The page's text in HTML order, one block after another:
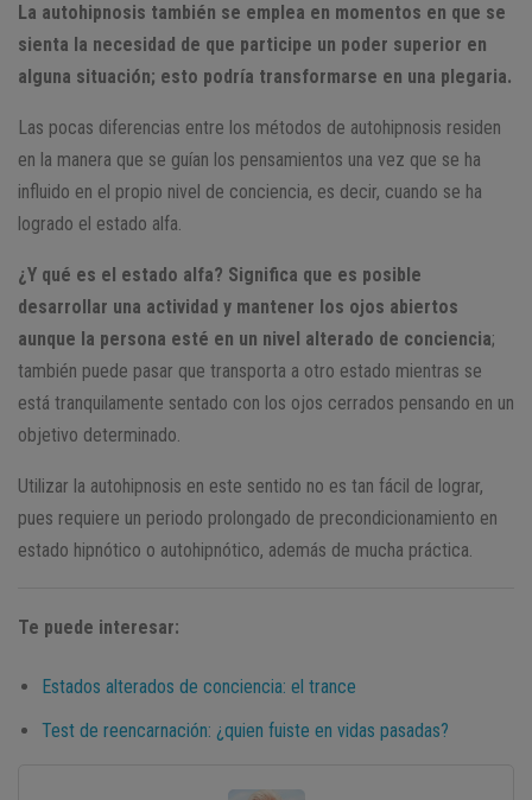
La autohipnosis también se emplea en momentos en que se
sienta la necesidad de que participe un poder superior en
alguna situación; esto podría transformarse en una plegaria.
Las pocas diferencias entre los métodos de autohipnosis residen
en la manera que se guían los pensamientos una vez que se ha
influido en el propio nivel de conciencia, es decir, cuando se ha
logrado el estado alfa.
¿Y qué es el estado alfa? Significa que es posible
desarrollar una actividad y mantener los ojos abiertos
aunque la persona esté en un nivel alterado de conciencia;
también puede pasar que transporta a otro estado mientras se
está tranquilamente sentado con los ojos cerrados pensando en un
objetivo determinado.
Utilizar la autohipnosis en este sentido no es tan fácil de lograr,
pues requiere un periodo prolongado de precondicionamiento en
estado hipnótico o autohipnótico, además de mucha práctica.
Te puede interesar:
Estados alterados de conciencia: el trance
Test de reencarnación: ¿quien fuiste en vidas pasadas?